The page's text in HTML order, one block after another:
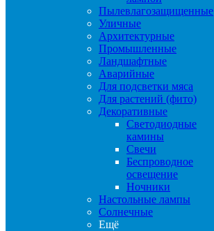
Пылевлагозащищенные
Уличные
Архитектурные
Промышленные
Ландшафтные
Аварийные
Для подсветки мяса
Для растений (фито)
Декоративные
Светодиодные
камины
Свечи
Беспроводное
освещение
Ночники
Настольные лампы
Солнечные
Ещё